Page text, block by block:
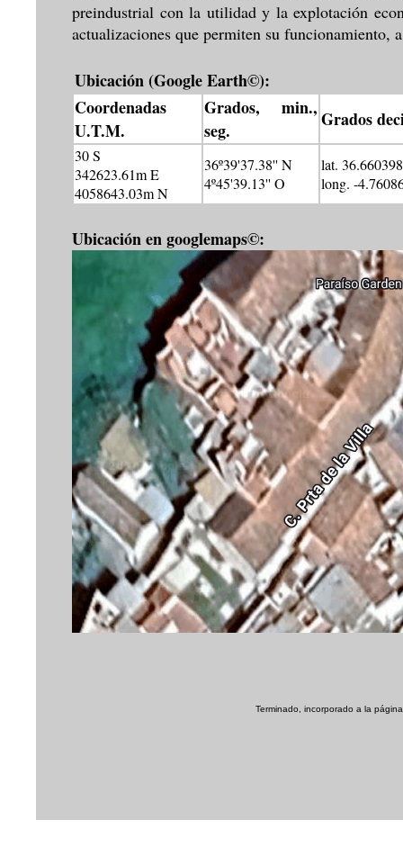
preindustrial con la utilidad y la explotación
actualizaciones que permiten su funcionamiento,
Ubicación (Google Earth©):
Coordenadas
U.T.M.
Grados, min.,
seg.
Grados
30 S
342623.61m E
4058643.03m N
36º39'37.38'' N
4º45'39.13'' O
lat.
long. -
Ubicación en googlemaps©:
Terminado, incorporado a la